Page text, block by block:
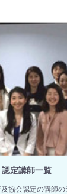
認定講師一覧
協会認定の講師